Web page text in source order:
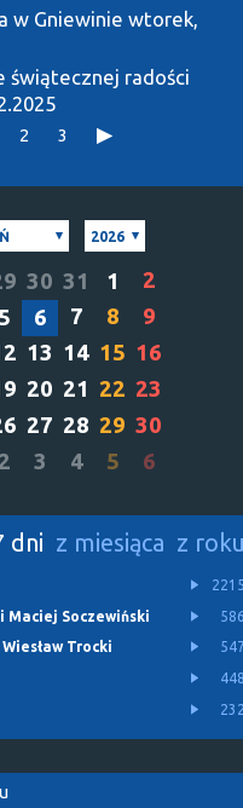
w Gniewinie wtorek,
świątecznej radości
2 3
2026
30 31 1
2
5 6 7 8
9
13 14 15 16
20 21 22 23
27 28 29 30
2 3 4 5 6
dni z miesiąca z
Maciej Soczewiński
Trocki